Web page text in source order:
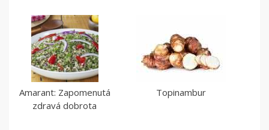
Amarant: Zapomenutá
zdravá dobrota
Topinambur